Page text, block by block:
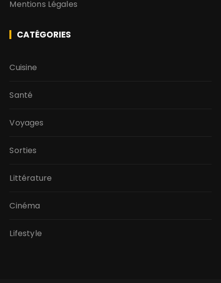
Mentions Légales
CATÉGORIES
Cuisine
Santé
Voyages
Sorties
Littérature
Cinéma
Lifestyle